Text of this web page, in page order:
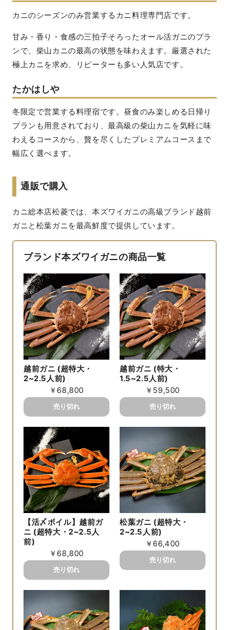
カニのシーズンのみ営業するカニ料理専門店です。
甘み・香り・食感の三拍子そろったオール活ガニのプラ
ンで、柴山カニの最高の状態を味わえます。厳選された
極上カニを求め、リピーターも多い人気店です。
たかはしや
冬限定で営業する料理宿です。昼食のみ楽しめる日帰り
プランも用意されており、最高級の柴山カニを気軽に味
わえるコースから、贅を尽くしたプレミアムコースまで
幅広く選べます。
通販で購入
カニ総本店松菱では、本ズワイガニの高級ブランド越前
ガニと松葉ガニを最高鮮度で提供しています。
ブランド本ズワイガニの商品一覧
越前ガニ (超特大・
2~2.5人前)
￥68,800
越前ガニ (特大・
1.5~2.5人前)
￥59,500
【活〆ボイル】越前ガ
ニ (超特大・2~2.5人
前)
￥68,800
松葉ガニ (超特大・
2~2.5人前)
￥66,400